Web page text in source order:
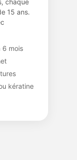
chaque
15 ans.
6 mois
kératine